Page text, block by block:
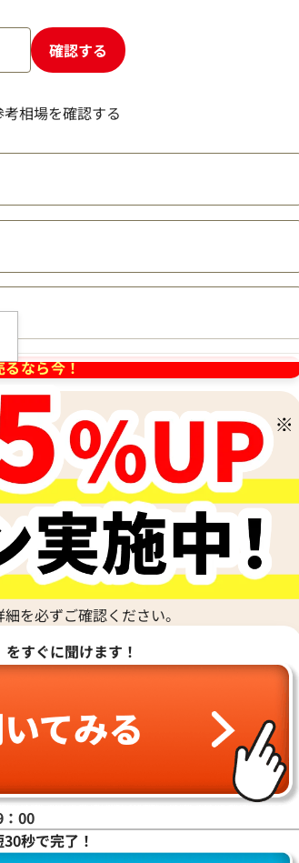
5月17日時点
ガ・ヴェネタ マキシイントレチャート パデッ
ト ショルダーバッグ レザー
取価格
円
12月3日時点
確認する
相場を確認する
るなら今！
を必ずご確認ください。
をすぐに聞けます！
00
秒で完了！